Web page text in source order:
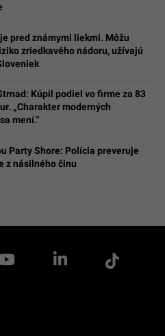
pred známymi liekmi. Môžu
zriedkavého nádoru, užívajú
Kúpil podiel vo firme za 83
„Charakter moderných
mení.“
Party Shore: Polícia preveruje
z násilného činu